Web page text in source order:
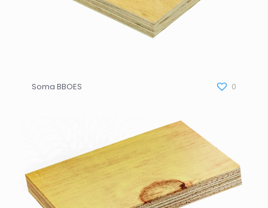
Soma BBOES 0